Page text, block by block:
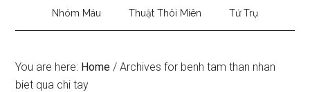
Nhóm Máu Thuật Thôi Miên Tứ Trụ
You are here: Home / Archives for benh tam than nhan
biet qua chi tay